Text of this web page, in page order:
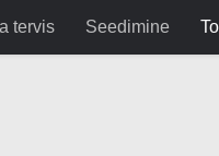
tervis Seedimine